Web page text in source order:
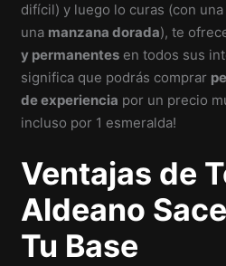
difícil) y luego lo curas (con una
una manzana dorada), te
y permanentes en todos sus
significa que podrás comprar
de experiencia por un precio
incluso por 1 esmeralda!
Ventajas de
Aldeano
Tu Base